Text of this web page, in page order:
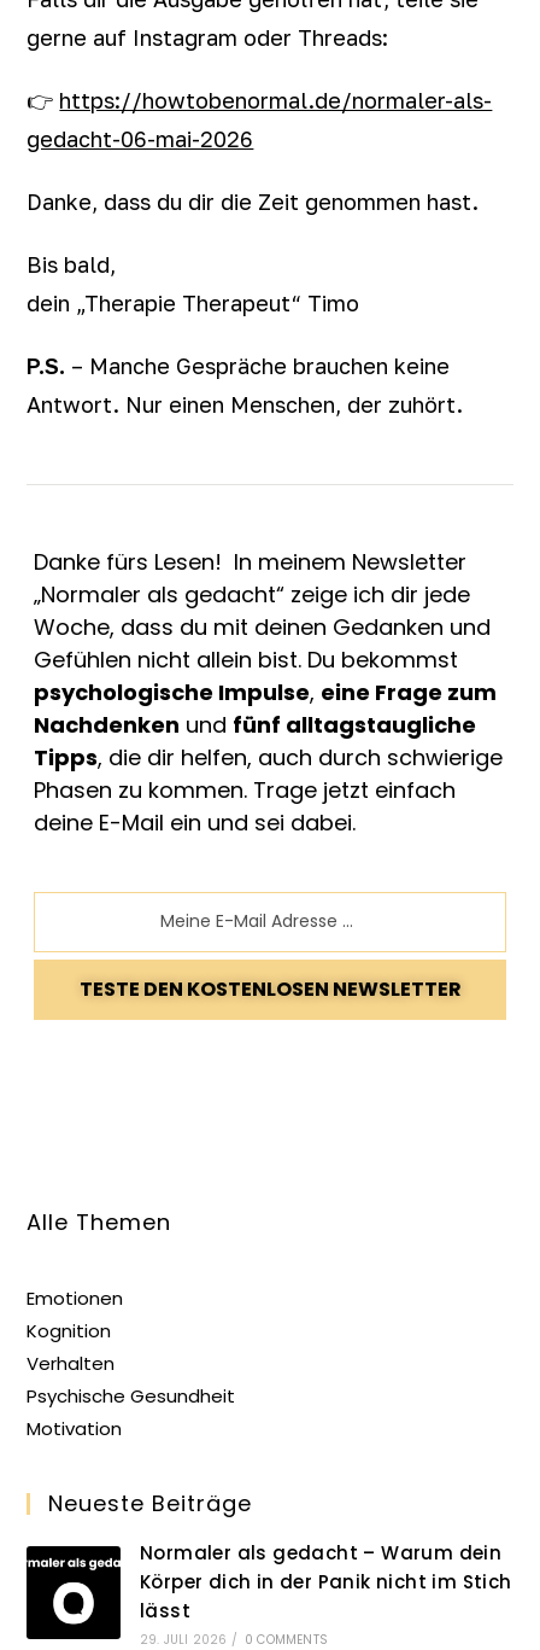
gerne auf Instagram oder Threads:
👉 https://howtobenormal.de/normaler-als-
gedacht-06-mai-2026
Danke, dass du dir die Zeit genommen hast.
Bis bald,
dein „Therapie Therapeut“ Timo
P.S. – Manche Gespräche brauchen keine
Antwort. Nur einen Menschen, der zuhört.
Danke fürs Lesen! In meinem Newsletter
„Normaler als gedacht“ zeige ich dir jede
Woche, dass du mit deinen Gedanken und
Gefühlen nicht allein bist. Du bekommst
psychologische Impulse, eine Frage zum
Nachdenken und fünf alltagstaugliche
Tipps, die dir helfen, auch durch schwierige
Phasen zu kommen. Trage jetzt einfach
deine E-Mail ein und sei dabei.
TESTE DEN KOSTENLOSEN NEWSLETTER
Alle Themen
Emotionen
Kognition
Verhalten
Psychische Gesundheit
Motivation
Neueste Beiträge
Normaler als gedacht – Warum dein
Körper dich in der Panik nicht im Stich
lässt
29. JULI 2026 / 0 COMMENTS